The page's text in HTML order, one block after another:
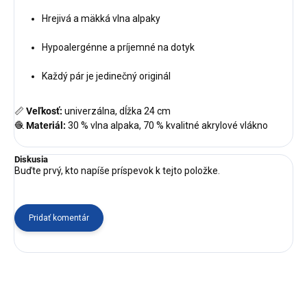
Hrejivá a mäkká vlna alpaky
Hypoalergénne a príjemné na dotyk
Každý pár je jedinečný originál
📏 Veľkosť: univerzálna, dĺžka 24 cm
🧶Materiál: 30 % vlna alpaka, 70 % kvalitné akrylové vlákno
Diskusia
Buďte prvý, kto napíše príspevok k tejto položke.
Pridať komentár